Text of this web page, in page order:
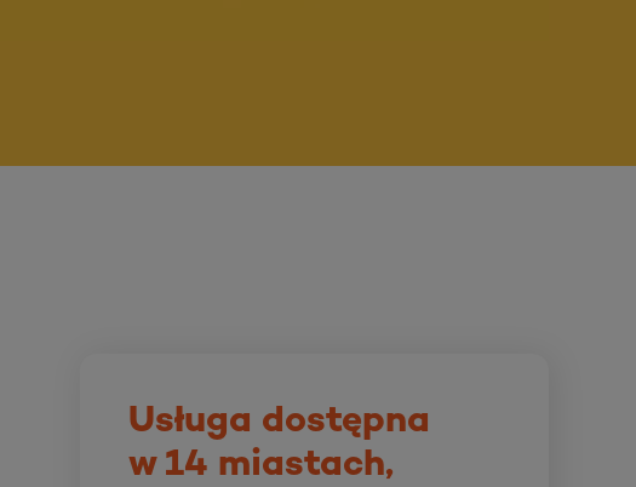
Usługa dostępna
w 14 miastach,